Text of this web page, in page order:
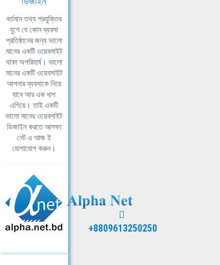
বর্তমান তথ্য প্রযুক্তির
যুগে যে কোন ব্যবসা
প্রতিষ্ঠানের জন্য ভালো
মানের একটি ওয়েবসাইট
থাকা অপরিহার্য। ভালো
মানের একটি ওয়েবসাইট
আপনার ব্যবসাকে নিয়ে
যাবে আর এক ধাপ
এগিয়ে। তাই একটি
ভালো মানের ওয়েবসাইট
ডিজাইন করতে আলফা
নেট এ আজ ই
যোগাযোগ করুন।
+8809613250250